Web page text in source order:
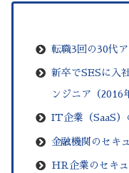
転職3回の30代
新卒でSESに入
ンジニア（2016
IT企業（SaaS）
金融機関の セキ
HR企業のセキ